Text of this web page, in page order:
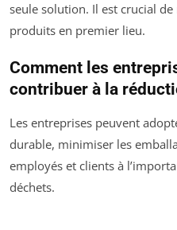
seule solution. Il est crucial
produits en premier lieu.
Comment les
contribuer à la
Les entreprises peuvent
durable, minimiser les
employés et clients à
déchets.